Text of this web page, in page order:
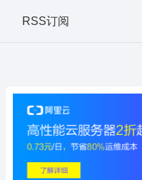
RSS订阅